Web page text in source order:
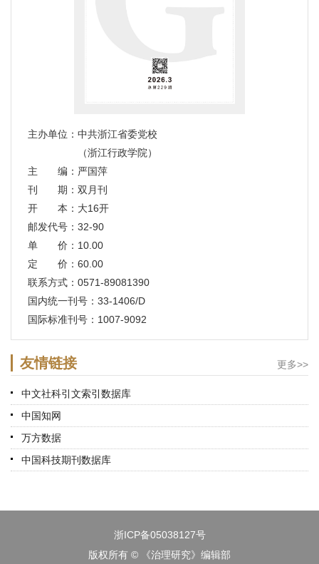
主办单位：中共浙江省委党校
（浙江行政学院）
主 编：严国萍
刊 期：双月刊
开 本：大16开
邮发代号：32-90
单 价：10.00
定 价：60.00
联系方式：0571-89081390
国内统一刊号：33-1406/D
国际标准刊号：1007-9092
友情链接 更多>>
中文社科引文索引数据库
中国知网
万方数据
中国科技期刊数据库
浙ICP备05038127号
版权所有 © 《治理研究》编辑部